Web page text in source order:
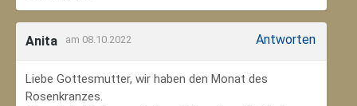
Anita am 08.10.2022 Antworten
Liebe Gottesmutter, wir haben den Monat des
Rosenkranzes.